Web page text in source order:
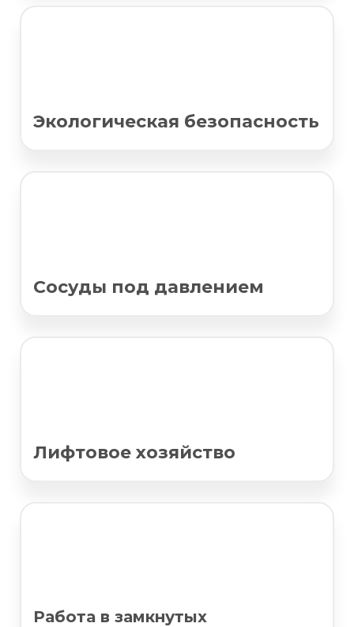
Экологическая безопасность
Сосуды под давлением
Лифтовое хозяйство
Работа в замкнутых